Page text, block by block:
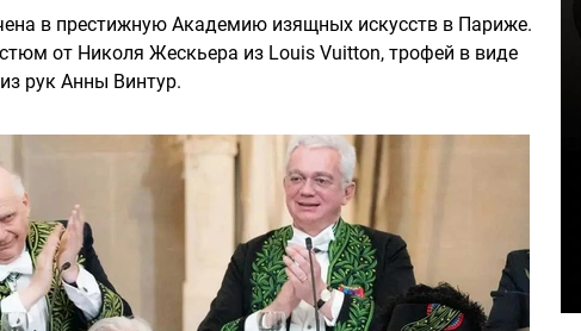
в престижную Академию изящных искусств в Париже.
от Николя Жескьера из Louis Vuitton, трофей в виде
рук Анны Винтур.